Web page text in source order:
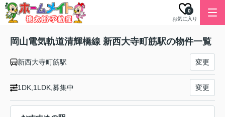
お気に入り
0
岡山電気軌道清輝橋線 新西大寺町筋駅の物件一覧
新西大寺町筋駅 変更
1DK,1LDK,募集中 変更